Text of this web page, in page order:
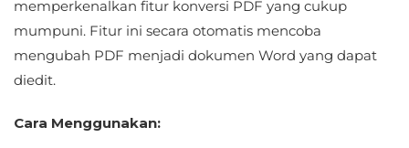
memperkenalkan fitur konversi PDF yang cukup
mumpuni. Fitur ini secara otomatis mencoba
mengubah PDF menjadi dokumen Word yang dapat
diedit.
Cara Menggunakan: